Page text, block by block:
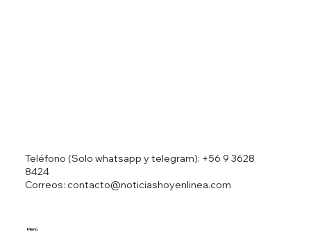
Teléfono (Solo whatsapp y telegram): +56 9 3628
8424
Correos: contacto@noticiashoyenlinea.com
Menú